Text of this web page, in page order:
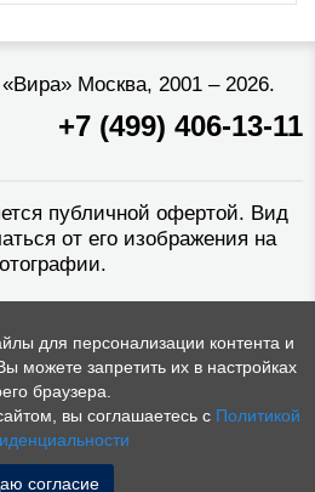
Москва, 2001 – 2026.
+7 (499) 406-13-11
публичной офертой. Вид
от его изображения на
для персонализации контента и
можете запретить их в настройках
браузера.
вы соглашаетесь с Политикой
согласие